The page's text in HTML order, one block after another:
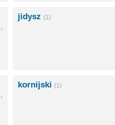
·
jidysz (1)
·
kornijski (1)